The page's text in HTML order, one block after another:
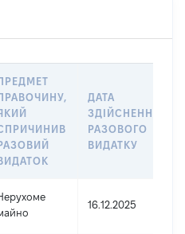
ПРЕДМЕТ
ПРАВОЧИНУ,
ДАТА
ЗДІЙСНЕННЯ
РАЗОВОГО
ВИДАТКУ
16.12.2025